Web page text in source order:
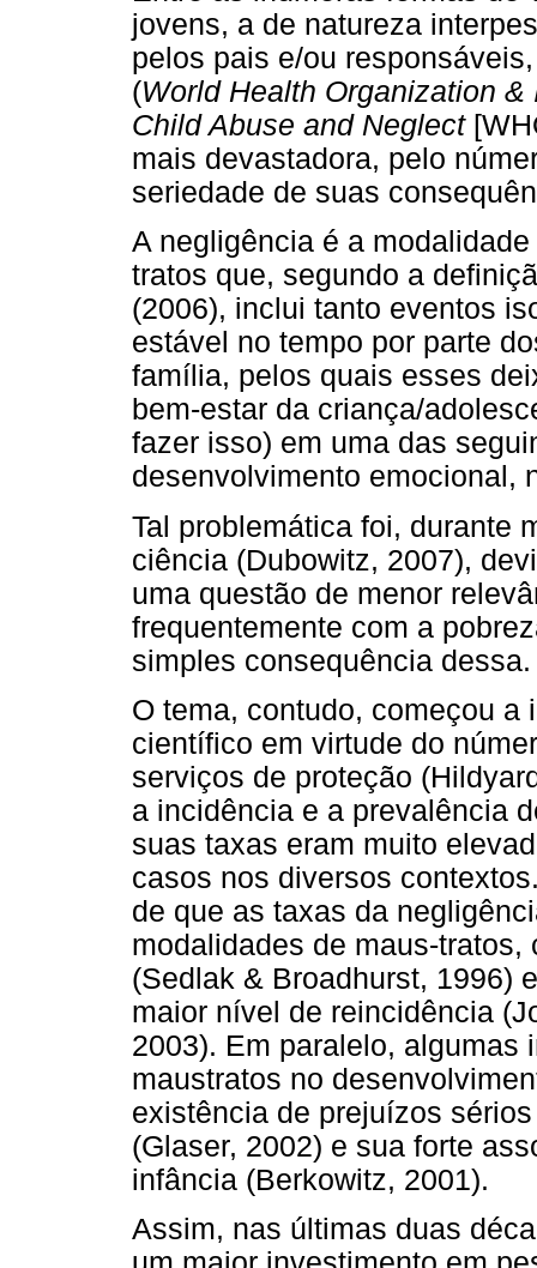
jovens, a de natureza
pelos pais e/ou
(World Health Organization
Child Abuse and Neglect
mais devastadora, pelo
seriedade de suas
A negligência é a
tratos que, segundo a
(2006), inclui tanto eventos
estável no tempo por parte
família, pelos quais esses
bem-estar da criança/
fazer isso) em uma das
desenvolvimento emocional,
Tal problemática foi, durante
ciência (Dubowitz, 2007),
uma questão de menor
frequentemente com a
simples consequência dessa.
O tema, contudo, começou a
científico em virtude do
serviços de proteção
a incidência e a prevalência
suas taxas eram muito
casos nos diversos
de que as taxas da
modalidades de maus-
(Sedlak & Broadhurst, 1996)
maior nível de reincidência
2003). Em paralelo, algumas
maustratos no
existência de prejuízos
(Glaser, 2002) e sua forte
infância (Berkowitz, 2001).
Assim, nas últimas duas